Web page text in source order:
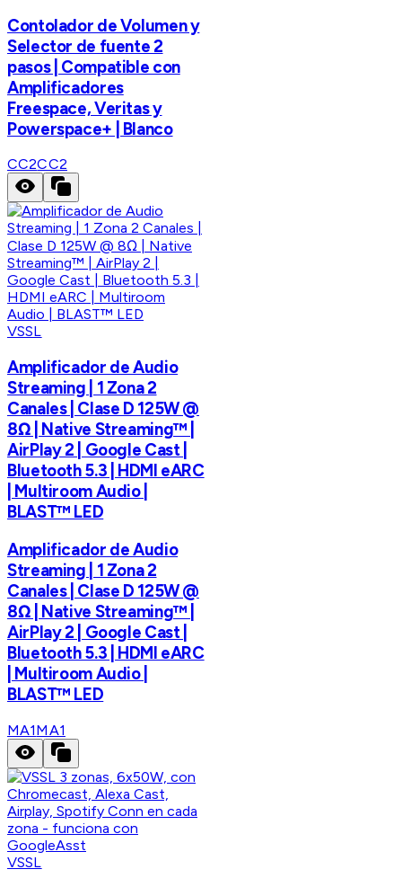
Contolador de Volumen y
Selector de fuente 2
pasos | Compatible con
Amplificadores
Freespace, Veritas y
Powerspace+ | Blanco
CC2CC2
VSSL
Amplificador de Audio
Streaming | 1 Zona 2
Canales | Clase D 125W @
8Ω | Native Streaming™ |
AirPlay 2 | Google Cast |
Bluetooth 5.3 | HDMI eARC
| Multiroom Audio |
BLAST™ LED
Amplificador de Audio
Streaming | 1 Zona 2
Canales | Clase D 125W @
8Ω | Native Streaming™ |
AirPlay 2 | Google Cast |
Bluetooth 5.3 | HDMI eARC
| Multiroom Audio |
BLAST™ LED
MA1MA1
VSSL